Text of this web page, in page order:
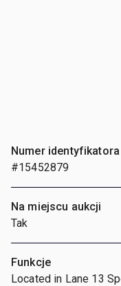
Numer identyfikatora
#15452879
Na miejscu aukcji
Tak
Funkcje
Located in Lane 13